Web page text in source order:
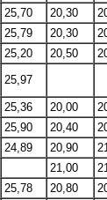
25,70 20,30
25,79 20,30
25,20 20,50
25,97
25,36 20,00
25,90 20,40
24,89 20,90
21,00
25,78 20,80